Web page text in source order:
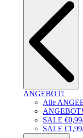
ANGEBOT!
Alle
ANGEBOT!
SALE
SALE